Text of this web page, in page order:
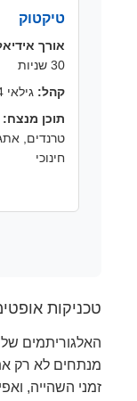
טיקטוק
אורך
30 שניות
קהל: גילאי 16-34
תוכן מנצח:
טרנדים,
חינוכי
טכניקות
מנתחים לא רק
זמני השהייה,